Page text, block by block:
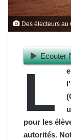
Des électeurs
Ecouter
L
pour les
autorités.